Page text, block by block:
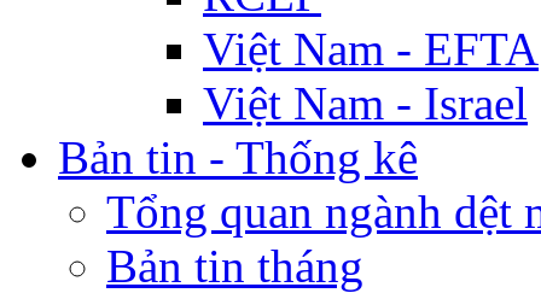
Việt Nam - EFTA
Việt Nam - Israel
Bản tin - Thống kê
Tổng quan ngành dệt
Bản tin tháng